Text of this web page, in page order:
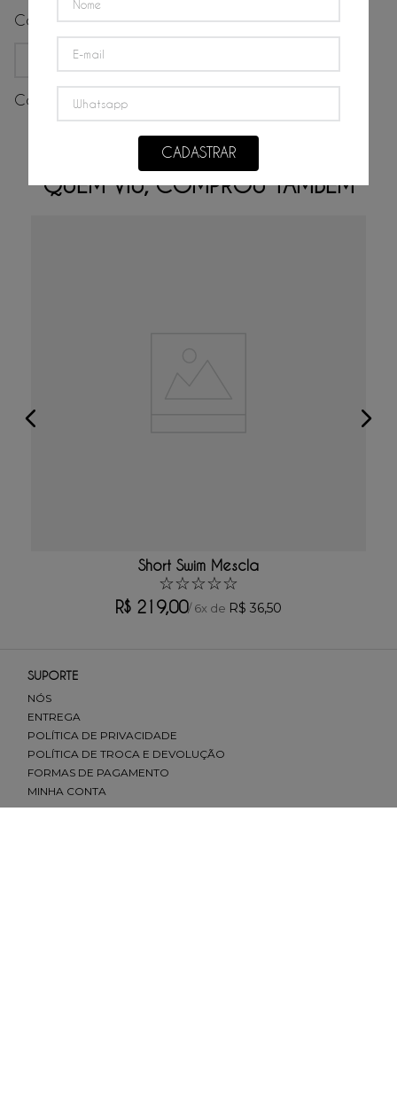
Carregando…
Escreva uma avaliação
ENVIAR AVALIAÇÃO
Mais recentes
Carregando avaliações…
QUEM VIU, COMPROU TAMBÉM
Short Swim Mescla
☆☆☆☆☆
R$ 219,00/6x de R$ 36,50
SUPORTE
NÓS
ENTREGA
POLÍTICA DE PRIVACIDADE
POLÍTICA DE TROCA E DEVOLUÇÃO
FORMAS DE PAGAMENTO
MINHA CONTA
CADASTRAR